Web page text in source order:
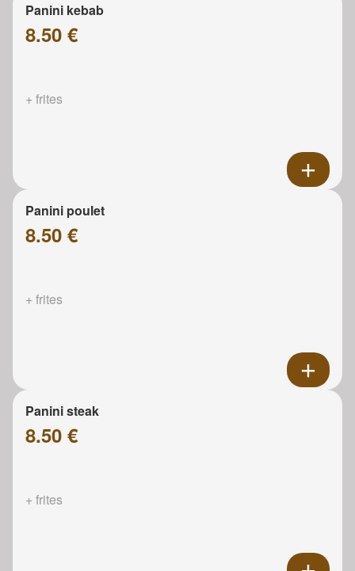
Panini kebab
8.50 €
+ frites
Panini poulet
8.50 €
+ frites
Panini steak
8.50 €
+ frites